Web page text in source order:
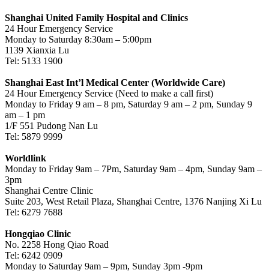
Shanghai United Family Hospital and Clinics
24 Hour Emergency Service
Monday to Saturday 8:30am – 5:00pm
1139 Xianxia Lu
Tel: 5133 1900
Shanghai East Int’l Medical Center (Worldwide Care)
24 Hour Emergency Service (Need to make a call first)
Monday to Friday 9 am – 8 pm, Saturday 9 am – 2 pm, Sunday 9
am – 1 pm
1/F 551 Pudong Nan Lu
Tel: 5879 9999
Worldlink
Monday to Friday 9am – 7Pm, Saturday 9am – 4pm, Sunday 9am –
3pm
Shanghai Centre Clinic
Suite 203, West Retail Plaza, Shanghai Centre, 1376 Nanjing Xi Lu
Tel: 6279 7688
Hongqiao Clinic
No. 2258 Hong Qiao Road
Tel: 6242 0909
Monday to Saturday 9am – 9pm, Sunday 3pm -9pm